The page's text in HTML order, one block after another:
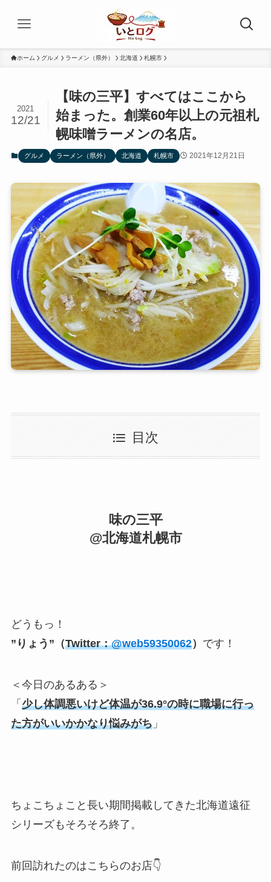
ホーム グルメ ラーメン（県外） 北海道 札幌市
【味の三平】すべてはここから
始まった。創業60年以上の元祖札
幌味噌ラーメンの名店。
2021
12/21
グルメ ラーメン（県外） 北海道 札幌市 2021年12月21日
目次
味の三平
@北海道札幌市
どうもっ！
”りょう”（Twitter：@web59350062） です！
＜今日のあるある＞
「 少し体調悪いけど体温が36.9°の時に職場に行っ
た方がいいかかなり悩みがち」
ちょこちょこと長い期間掲載してきた北海道遠征
シリーズもそろそろ終了。
前回訪れたのはこちらのお店👇